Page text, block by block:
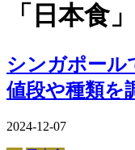
「日本食
シンガポール
値段や種類を
2024-12-07